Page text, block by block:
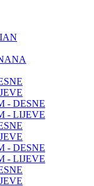
- DESNE
- LIJEVE
- DESNE
- LIJEVE